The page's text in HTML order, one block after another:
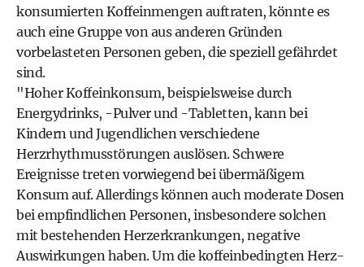
konsumierten Koffeinmengen auftraten, könnte es
auch eine Gruppe von aus anderen Gründen
vorbelasteten Personen geben, die speziell gefährdet
sind.
"Hoher Koffeinkonsum, beispielsweise durch
Energydrinks, -Pulver und -Tabletten, kann bei
Kindern und Jugendlichen verschiedene
Herzrhythmusstörungen auslösen. Schwere
Ereignisse treten vorwiegend bei übermäßigem
Konsum auf. Allerdings können auch moderate Dosen
bei empfindlichen Personen, insbesondere solchen
mit bestehenden Herzerkrankungen, negative
Auswirkungen haben. Um die koffeinbedingten Herz-